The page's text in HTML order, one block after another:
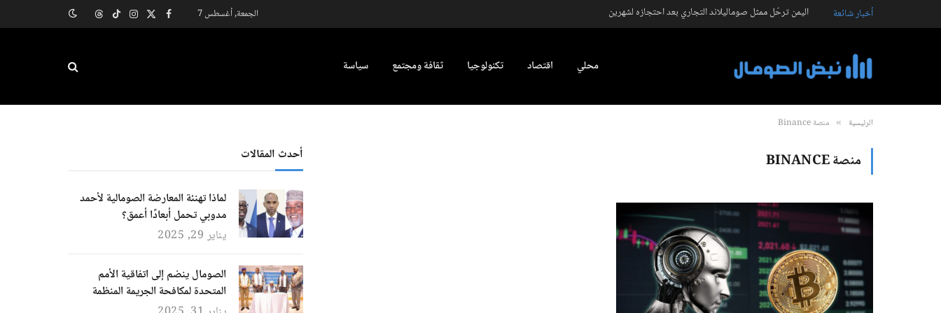
أخبار شائعة اليمن ترحّل ممثل صوماليلاند التجاري بعد احتجازه لشهرين الجمعة, أغسطس 7 فيسبوك
X
الانستغرام
تيكتوكThreads
محلي اقتصاد تكنولوجيا ثقافة ومجتمع سياسة
الرئيسية » منصة Binance
منصة BINANCE أحدث المقالات
لماذا تهنئة المعارضة الصومالية لأحمد
مدوبي تحمل أبعادًا أعمق؟
يناير 29, 2025
الصومال ينضم إلى اتفاقية الأمم
المتحدة لمكافحة الجريمة المنظمة